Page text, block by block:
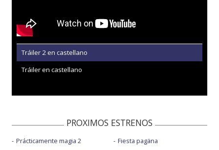
Tráiler 2 en castellano
Tráiler en castellano
PROXIMOS ESTRENOS
Prácticamente magia 2
Fiesta pagäna